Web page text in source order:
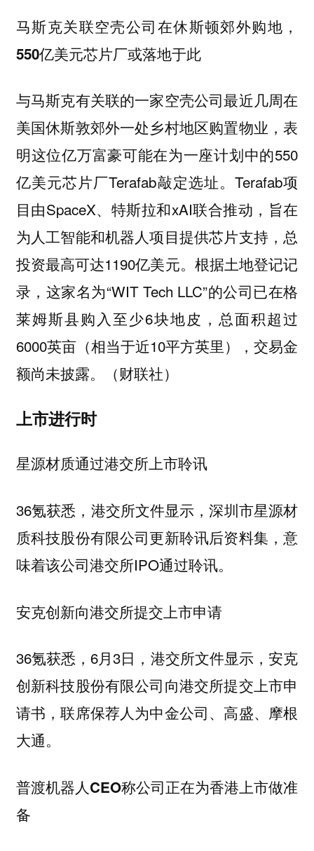
马斯克关联空壳公司在休斯顿郊外购地，
550亿美元芯片厂或落地于此
与马斯克有关联的一家空壳公司最近几周在
美国休斯敦郊外一处乡村地区购置物业，表
明这位亿万富豪可能在为一座计划中的550
亿美元芯片厂Terafab敲定选址。Terafab项
目由SpaceX、特斯拉和xAI联合推动，旨在
为人工智能和机器人项目提供芯片支持，总
投资最高可达1190亿美元。根据土地登记记
录，这家名为“WIT Tech LLC”的公司已在格
莱姆斯县购入至少6块地皮，总面积超过
6000英亩（相当于近10平方英里），交易金
额尚未披露。（财联社）
上市进行时
星源材质通过港交所上市聆讯
36氪获悉，港交所文件显示，深圳市星源材
质科技股份有限公司更新聆讯后资料集，意
味着该公司港交所IPO通过聆讯。
安克创新向港交所提交上市申请
36氪获悉，6月3日，港交所文件显示，安克
创新科技股份有限公司向港交所提交上市申
请书，联席保荐人为中金公司、高盛、摩根
大通。
普渡机器人CEO称公司正在为香港上市做准
备